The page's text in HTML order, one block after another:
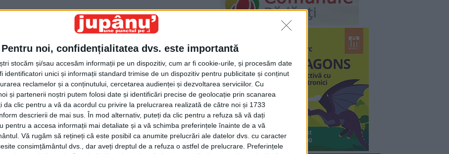
Pentru noi, confidențialitatea dvs. este importantă
stocăm și/sau accesăm informații pe un dispozitiv, cum ar fi cookie-urile, și procesăm date
identificatori unici și informații standard trimise de un dispozitiv pentru publicitate și conținut
reclamelor și a conținutului, cercetarea audienței și dezvoltarea serviciilor. Cu
și partenerii noștri putem folosi date și identificări precise de geolocație prin scanarea
da clic pentru a vă da acordul cu privire la prelucrarea realizată de către noi și 1733
descrierii de mai sus. În mod alternativ, puteți da clic pentru a refuza să vă dați
pentru a accesa informații mai detaliate și a vă schimba preferințele înainte de a vă
Vă rugăm să rețineți că este posibil ca anumite prelucrări ale datelor dvs. cu caracter
consimțământul dvs., dar aveți dreptul de a refuza o astfel de prelucrare. Preferințele